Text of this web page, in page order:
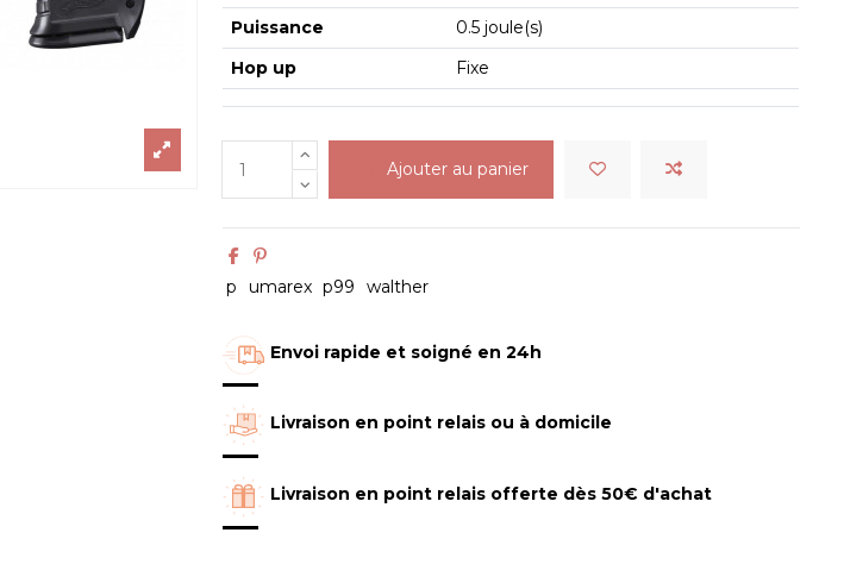
Puissance
0.5 joule(s)
Hop up
Fixe
Ajouter au panier
p umarex p99 walther
Envoi rapide et soigné en 24h
Livraison en point relais ou à domicile
Livraison en point relais offerte dès 50€ d'achat